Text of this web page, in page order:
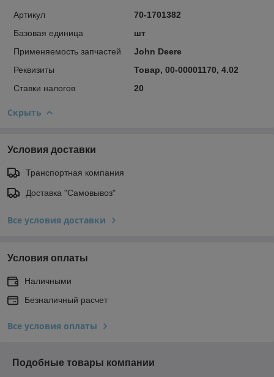
Артикул
70-1701382
Базовая единица
шт
Применяемость запчастей
John Deere
Реквизиты
Товар, 00-00001170, 4.02
Ставки налогов
20
Скрыть
Условия доставки
Транспортная компания
Доставка "Самовывоз"
Все условия доставки
Условия оплаты
Наличными
Безналичный расчет
Все условия оплаты
Подобные товары компании